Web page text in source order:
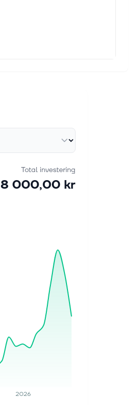
Total investering
8 000,00 kr
2026